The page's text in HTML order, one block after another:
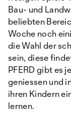
Bau- und
beliebten
Woche noch
die Wahl der
sein, diese
PFERD gibt es
geniessen und
ihren Kindern
lernen.